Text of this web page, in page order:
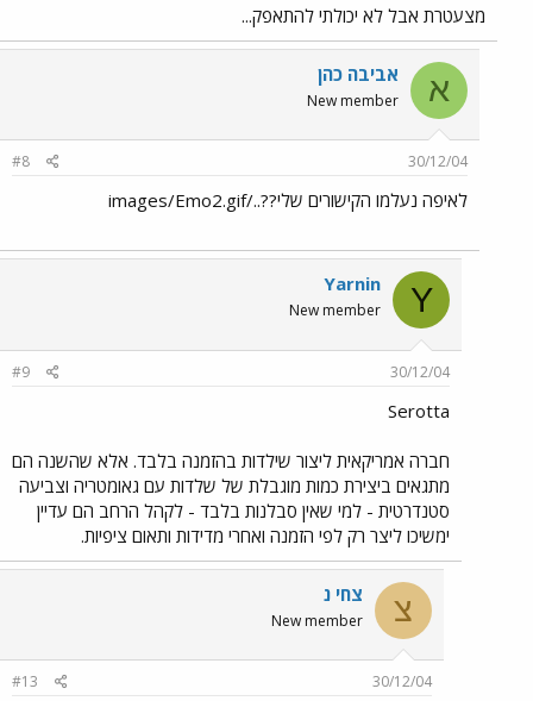
מצעטרת אבל לא יכולתי להתאפק...
א אביבה כהן
New member
30/12/04
#8
לאיפה נעלמו הקישורים שלי??../images/Emo2.gif
Y
Yarnin
New member
30/12/04
#9
Serotta
חברה אמריקאית ליצור שילדות בהזמנה בלבד. אלא שהשנה הם
מתגאים ביצירת כמות מוגבלת של שלדות עם גאומטריה וצביעה
סטנדרטית - למי שאין סבלנות בלבד - לקהל הרחב הם עדיין
ימשיכו ליצר רק לפי הזמנה ואחרי מדידות ותאום ציפיות.
צ צחי נ
New member
30/12/04
#13